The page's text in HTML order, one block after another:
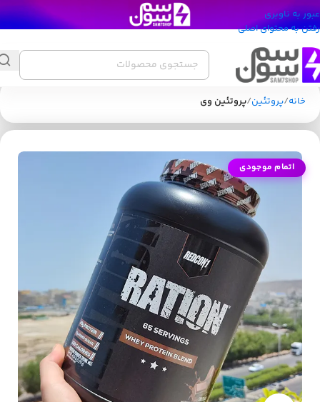
عبور به ناوبری
رفتن به محتوای اصلی
خانه پروتئین پروتئین وی
اتمام موجودی